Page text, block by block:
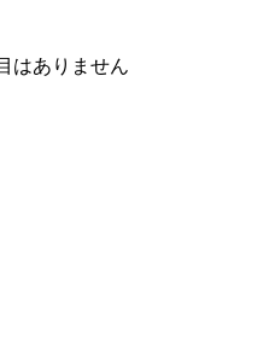
はありません